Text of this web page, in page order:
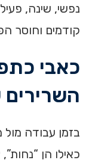
נפשי, שינה,
קודמים וחוסר
כאבי
השרירים
בזמן עבודה
כאילו הן